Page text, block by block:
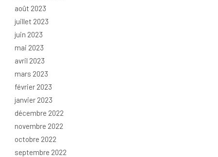
août 2023
juillet 2023
juin 2023
mai 2023
avril 2023
mars 2023
février 2023
janvier 2023
décembre 2022
novembre 2022
octobre 2022
septembre 2022